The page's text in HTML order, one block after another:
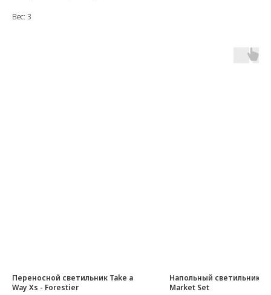
Вес: 3
Переносной светильник Take a
Way Xs - Forestier
Напольный светильник
Market Set